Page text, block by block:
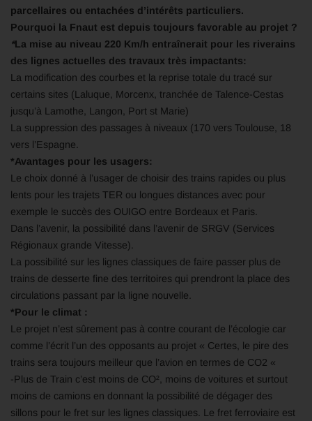
parcellaires ou entachées d’intérêts particuliers.
Pourquoi la Fnaut est depuis toujours favorable au projet ?
*La mise au niveau 220 Km/h entraînerait pour les riverains
des lignes actuelles des travaux très impactants:
La modification des courbes et la reprise totale du tracé sur
certains sites (Laluque, Morcenx, tranchée de Talence-Cestas
jusqu’à Lamothe, Langon, Port st Marie)
La suppression des passages à niveaux (170 vers Toulouse, 18
vers l’Espagne.
*Avantages pour les usagers:
Le choix donné à l’usager de choisir des trains rapides ou plus
lents pour les trajets TER ou longues distances avec pour
exemple le succès des OUIGO entre Bordeaux et Paris.
Dans l’avenir, la possibilité dans l’avenir de SRGV (Services
Régionaux grande Vitesse).
La possibilité sur les lignes classiques de faire passer plus de
trains de desserte fine des territoires qui prendront la place des
circulations passant par la ligne nouvelle.
*Pour le climat :
Le projet n’est sûrement pas à contre courant de l’écologie car
comme l’écrit l’un des opposants au projet « Certes, le pire des
trains sera toujours meilleur que l’avion en termes de CO2 «
-Plus de Train c’est moins de CO², moins de voitures et surtout
moins de camions en donnant la possibilité de dégager des
sillons pour le fret sur les lignes classiques. Le fret ferroviaire est